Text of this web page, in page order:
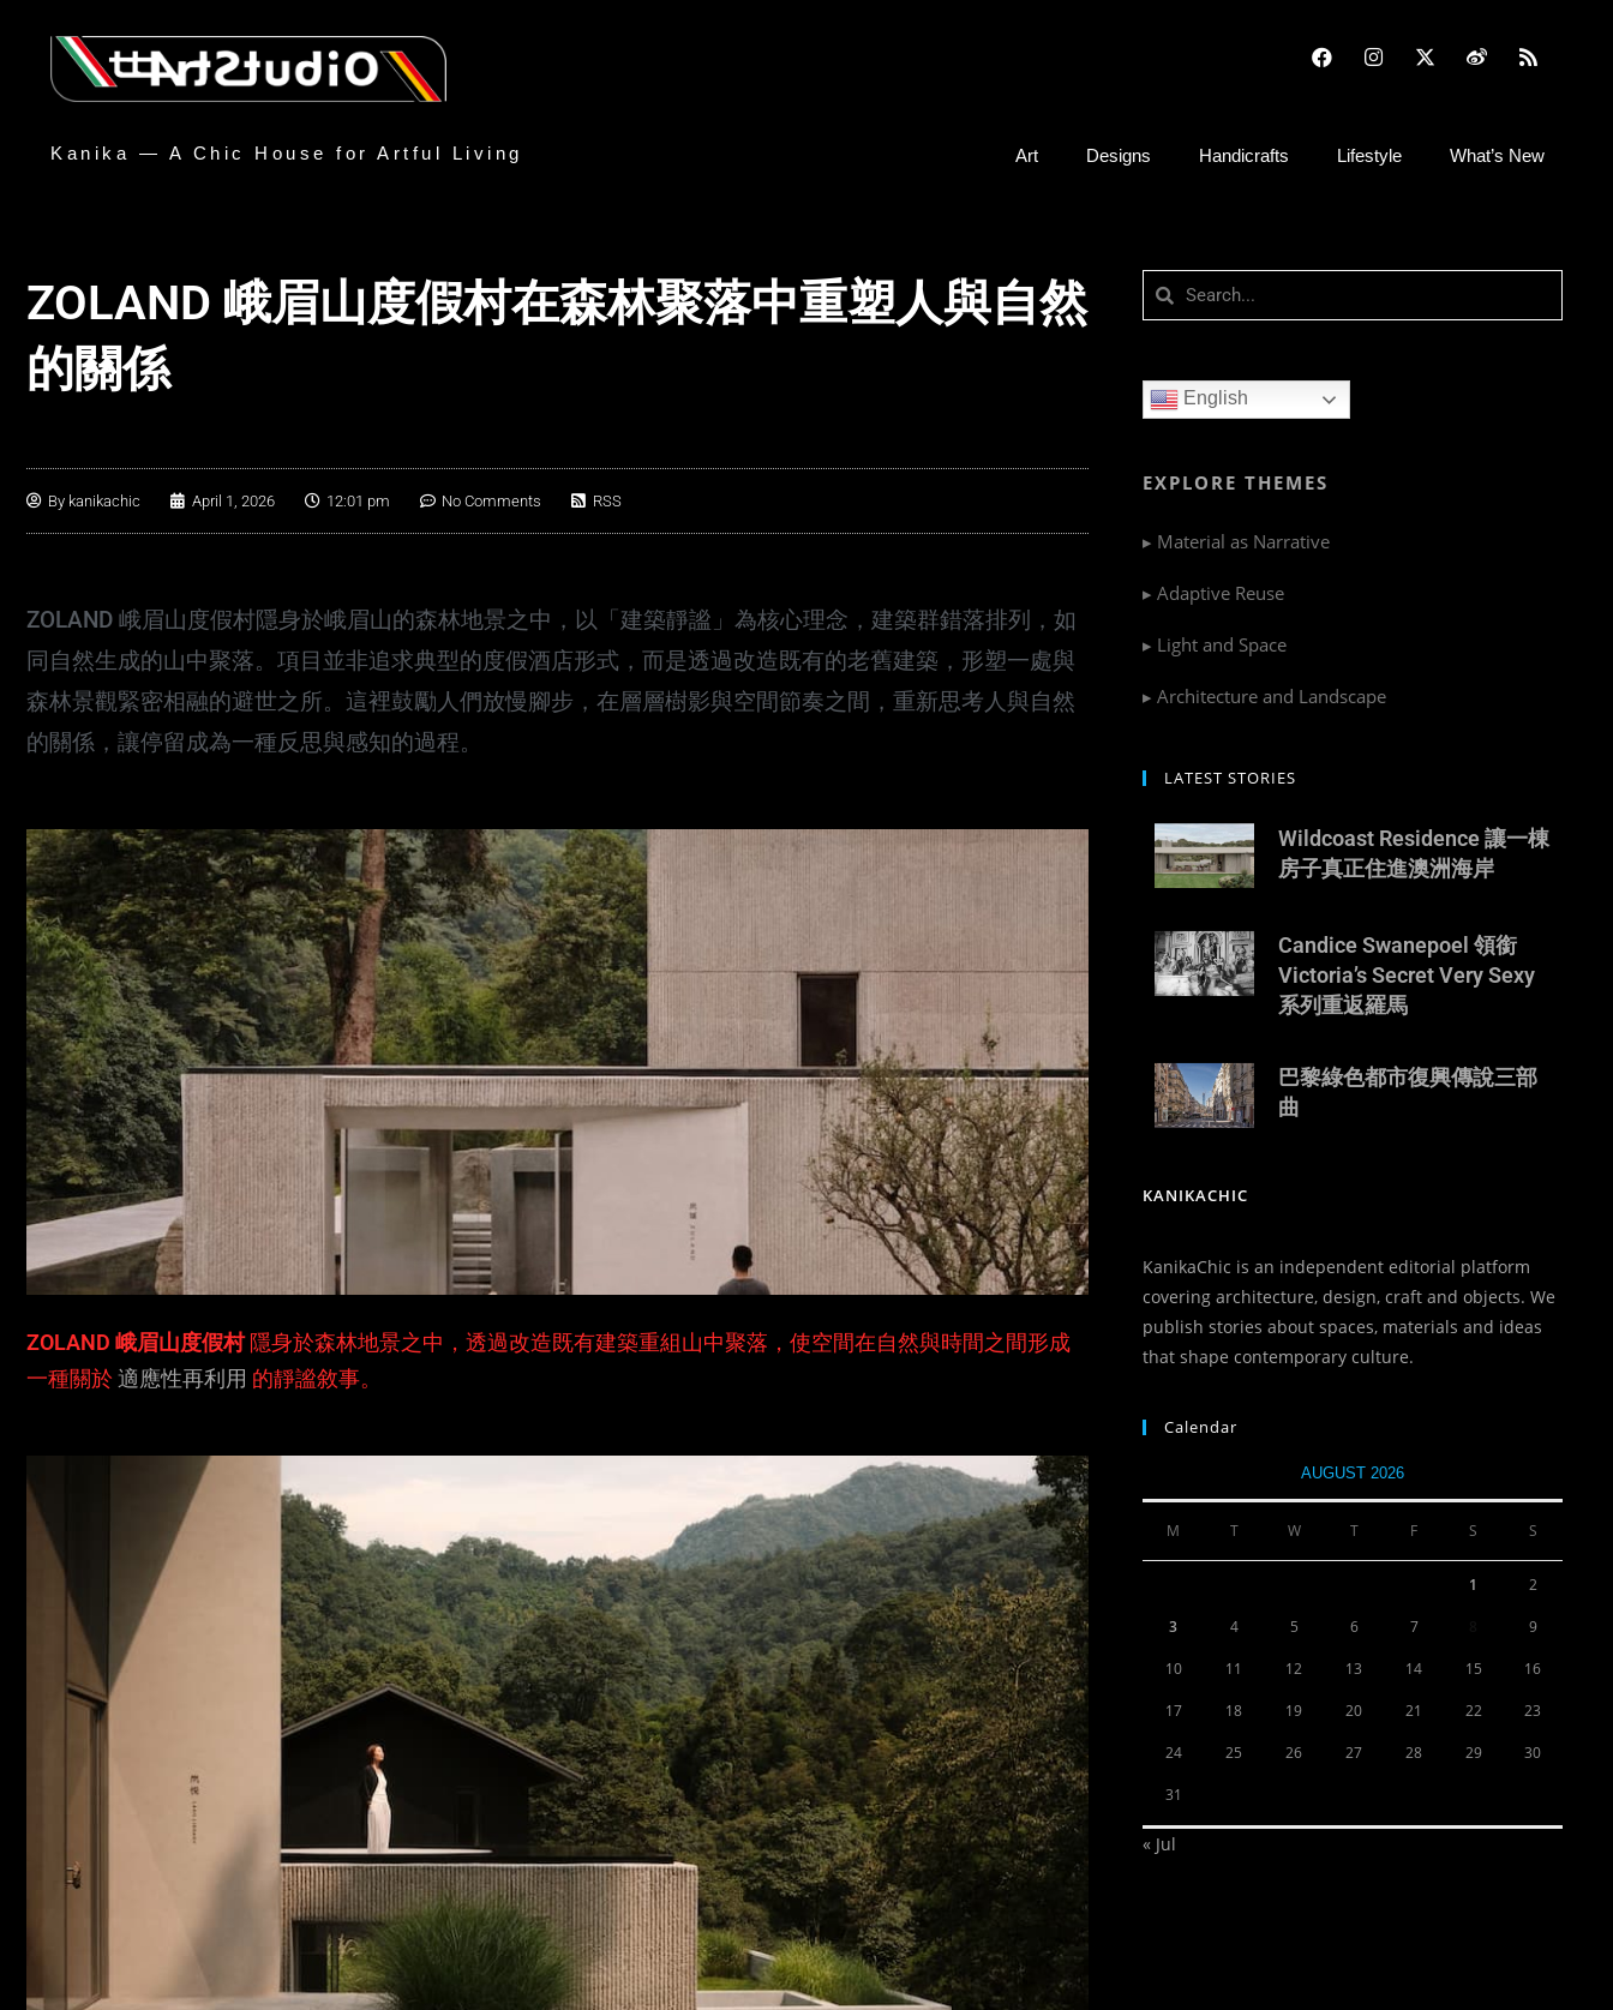
Kanika — A Chic House for Artful Living Art Designs Handicrafts Lifestyle What’s New
ZOLAND 峨眉山度假村在森林聚落中重塑人與自然
的關係
By kanikachic April 1, 2026 12:01 pm No Comments RSS
ZOLAND 峨眉山度假村隱身於峨眉山的森林地景之中，以「建築靜謐」為核心理念，建築群錯落排列，如
同自然生成的山中聚落。項目並非追求典型的度假酒店形式，而是透過改造既有的老舊建築，形塑一處與
森林景觀緊密相融的避世之所。這裡鼓勵人們放慢腳步，在層層樹影與空間節奏之間，重新思考人與自然
的關係，讓停留成為一種反思與感知的過程。
ZOLAND 峨眉山度假村隱身於森林地景之中，透過改造既有建築重組山中聚落，使空間在自然與時間之間形成
一種關於適應性再利用 的靜謐敘事。
English
EXPLORE THEMES
▸ Material as Narrative
▸ Adaptive Reuse
▸ Light and Space
▸ Architecture and Landscape
LATEST STORIES
Wildcoast Residence 讓一棟
房子真正住進澳洲海岸
Candice Swanepoel 領銜
Victoria’s Secret Very Sexy
系列重返羅馬
巴黎綠色都市復興傳說三部
曲
KANIKACHIC
KanikaChic is an independent editorial platform
covering architecture, design, craft and objects. We
publish stories about spaces, materials and ideas
that shape contemporary culture.
Calendar
AUGUST 2026
M T W T F S S
1 2
3 4 5 6 7 9
10 11 12 13 14 15 16
17 18 19 20 21 22 23
24 25 26 27 28 29 30
31
« Jul